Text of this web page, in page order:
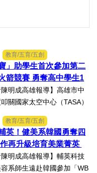
教育/五育/五創
」助學生首次參加第二
箭競賽 勇奪高中學生1
陳明成高雄報導】高雄市中
關國家太空中心（TASA）
將，順利完成火箭發射，並
收，勇奪高中學生1K組亞
。陳國清...
教育/五育/五創
英！健美系韓國勇奪四
再升級培育美業菁英
陳明成高雄報導】輔英科技
系師生遠赴韓國參加「WB